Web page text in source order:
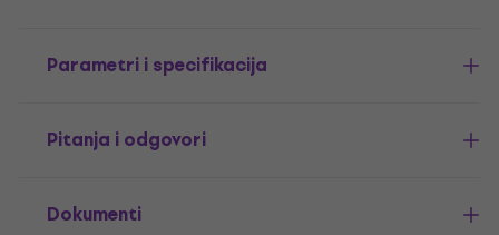
Parametri i specifikacija
Pitanja i odgovori
Dokumenti